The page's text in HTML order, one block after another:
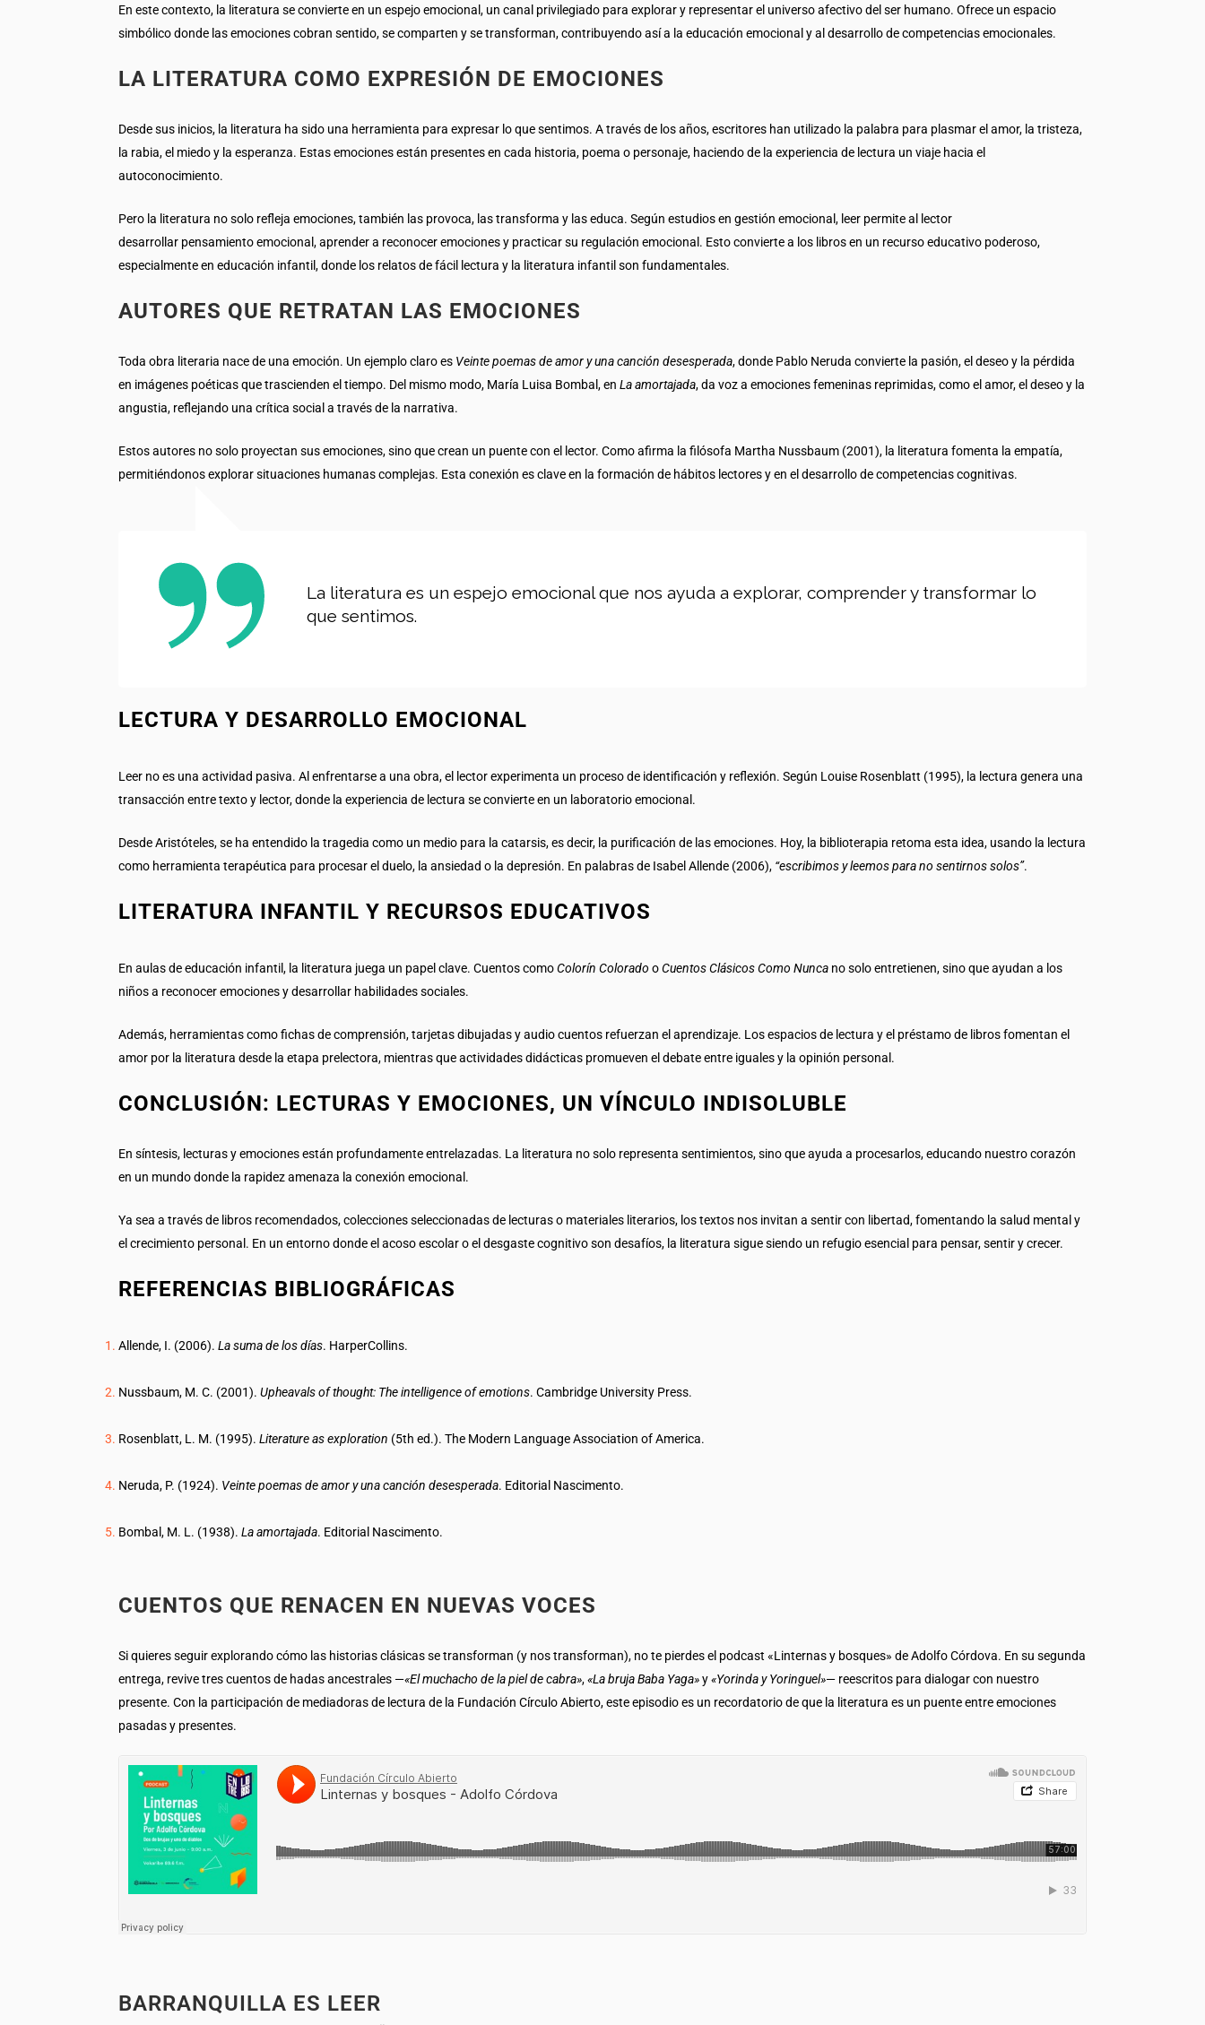
En este contexto, la literatura se convierte en un espejo emocional, un canal privilegiado para explorar y representar el universo afectivo del ser humano. Ofrece un espacio
simbólico donde las emociones cobran sentido, se comparten y se transforman, contribuyendo así a la educación emocional y al desarrollo de competencias emocionales.
LA LITERATURA COMO EXPRESIÓN DE EMOCIONES
Desde sus inicios, la literatura ha sido una herramienta para expresar lo que sentimos. A través de los años, escritores han utilizado la palabra para plasmar el amor, la tristeza,
la rabia, el miedo y la esperanza. Estas emociones están presentes en cada historia, poema o personaje, haciendo de la experiencia de lectura un viaje hacia el
autoconocimiento.
Pero la literatura no solo refleja emociones, también las provoca, las transforma y las educa. Según estudios en gestión emocional, leer permite al lector
desarrollar pensamiento emocional, aprender a reconocer emociones y practicar su regulación emocional. Esto convierte a los libros en un recurso educativo poderoso,
especialmente en educación infantil, donde los relatos de fácil lectura y la literatura infantil son fundamentales.
AUTORES QUE RETRATAN LAS EMOCIONES
Toda obra literaria nace de una emoción. Un ejemplo claro es Veinte poemas de amor y una canción desesperada, donde Pablo Neruda convierte la pasión, el deseo y la pérdida
en imágenes poéticas que trascienden el tiempo. Del mismo modo, María Luisa Bombal, en La amortajada, da voz a emociones femeninas reprimidas, como el amor, el deseo y la
angustia, reflejando una crítica social a través de la narrativa.
Estos autores no solo proyectan sus emociones, sino que crean un puente con el lector. Como afirma la filósofa Martha Nussbaum (2001), la literatura fomenta la empatía,
permitiéndonos explorar situaciones humanas complejas. Esta conexión es clave en la formación de hábitos lectores y en el desarrollo de competencias cognitivas.
La literatura es un espejo emocional que nos ayuda a explorar, comprender y transformar lo
que sentimos.
LECTURA Y DESARROLLO EMOCIONAL
Leer no es una actividad pasiva. Al enfrentarse a una obra, el lector experimenta un proceso de identificación y reflexión. Según Louise Rosenblatt (1995), la lectura genera una
transacción entre texto y lector, donde la experiencia de lectura se convierte en un laboratorio emocional.
Desde Aristóteles, se ha entendido la tragedia como un medio para la catarsis, es decir, la purificación de las emociones. Hoy, la biblioterapia retoma esta idea, usando la lectura
como herramienta terapéutica para procesar el duelo, la ansiedad o la depresión. En palabras de Isabel Allende (2006), “escribimos y leemos para no sentirnos solos”.
LITERATURA INFANTIL Y RECURSOS EDUCATIVOS
En aulas de educación infantil, la literatura juega un papel clave. Cuentos comoColorín Colorado oCuentos Clásicos Como Nunca no solo entretienen, sino que ayudan a los
niños a reconocer emociones y desarrollar habilidades sociales.
Además, herramientas como fichas de comprensión, tarjetas dibujadas y audio cuentos refuerzan el aprendizaje. Los espacios de lectura y el préstamo de libros fomentan el
amor por la literatura desde la etapa prelectora, mientras que actividades didácticas promueven el debate entre iguales y la opinión personal.
CONCLUSIÓN: LECTURAS Y EMOCIONES, UN VÍNCULO INDISOLUBLE
En síntesis, lecturas y emociones están profundamente entrelazadas. La literatura no solo representa sentimientos, sino que ayuda a procesarlos, educando nuestro corazón
en un mundo donde la rapidez amenaza la conexión emocional.
Ya sea a través de libros recomendados, colecciones seleccionadas de lecturas o materiales literarios, los textos nos invitan a sentir con libertad, fomentando la salud mental y
el crecimiento personal. En un entorno donde el acoso escolar o el desgaste cognitivo son desafíos, la literatura sigue siendo un refugio esencial para pensar, sentir y crecer.
REFERENCIAS BIBLIOGRÁFICAS
Allende, I. (2006). La suma de los días. HarperCollins.
Nussbaum, M. C. (2001). Upheavals of thought: The intelligence of emotions. Cambridge University Press.
Rosenblatt, L. M. (1995). Literature as exploration (5th ed.). The Modern Language Association of America.
Neruda, P. (1924). Veinte poemas de amor y una canción desesperada. Editorial Nascimento.
Bombal, M. L. (1938). La amortajada. Editorial Nascimento.
CUENTOS QUE RENACEN EN NUEVAS VOCES
Si quieres seguir explorando cómo las historias clásicas se transforman (y nos transforman), no te pierdes el podcast «Linternas y bosques» de Adolfo Córdova. En su segunda
entrega, revive tres cuentos de hadas ancestrales —«El muchacho de la piel de cabra»,«La bruja Baba Yaga»y«Yorinda y Yoringuel»— reescritos para dialogar con nuestro
presente. Con la participación de mediadoras de lectura de la Fundación Círculo Abierto, este episodio es un recordatorio de que la literatura es un puente entre emociones
pasadas y presentes.
BARRANQUILLA ES LEER